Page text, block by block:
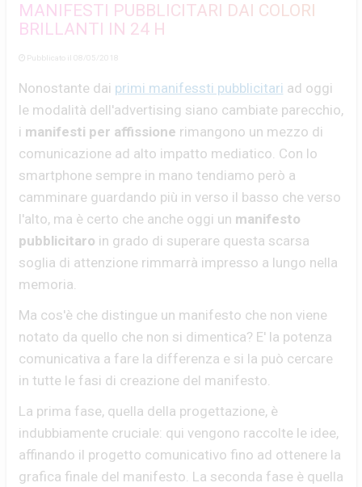
MANIFESTI PUBBLICITARI DAI COLORI
BRILLANTI IN 24 H
Pubblicato il 08/05/2018
Nonostante dai primi manifessti pubblicitari ad oggi
le modalità dell'advertising siano cambiate parecchio,
i manifesti per affissione rimangono un mezzo di
comunicazione ad alto impatto mediatico. Con lo
smartphone sempre in mano tendiamo però a
camminare guardando più in verso il basso che verso
l'alto, ma è certo che anche oggi un manifesto
pubblicitaro in grado di superare questa scarsa
soglia di attenzione rimmarrà impresso a lungo nella
memoria.
Ma cos'è che distingue un manifesto che non viene
notato da quello che non si dimentica? E' la potenza
comunicativa a fare la differenza e si la può cercare
in tutte le fasi di creazione del manifesto.
La prima fase, quella della progettazione, è
indubbiamente cruciale: qui vengono raccolte le idee,
affinando il progetto comunicativo fino ad ottenere la
grafica finale del manifesto. La seconda fase è quella